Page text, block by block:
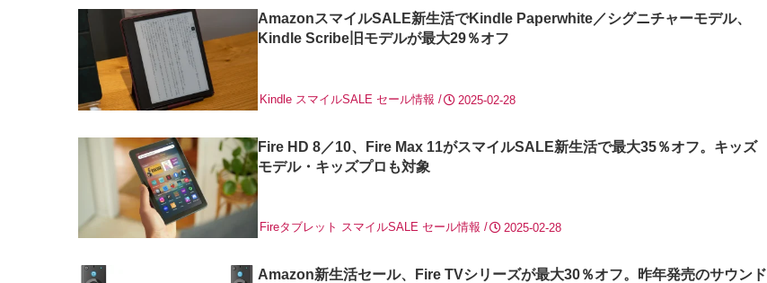
AmazonスマイルSALE新生活でKindle Paperwhite／シグニチャーモデル、
Kindle Scribe旧モデルが最大29％オフ
2025-02-28
Kindle スマイルSALE セール情報
Fire HD 8／10、Fire Max 11がスマイルSALE新生活で最大35％オフ。キッズ
モデル・キッズプロも対象
2025-02-28
Fireタブレット スマイルSALE セール情報
Amazon新生活セール、Fire TVシリーズが最大30％オフ。昨年発売のサウンド